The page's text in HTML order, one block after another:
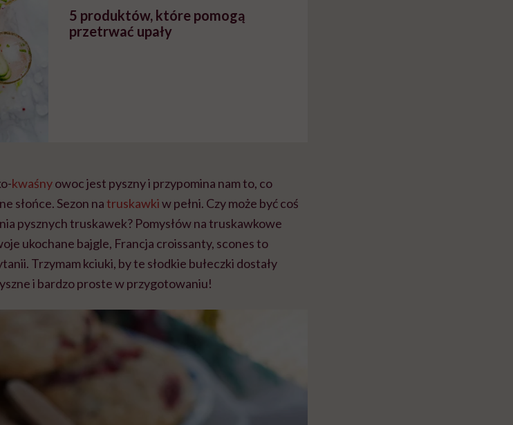
5 produktów, które pomogą
przetrwać upały
kwaśnyowoc jest pyszny i przypomina nam to, co
słońce. Sezon natruskawkiw pełni. Czy może być coś
pysznych truskawek? Pomysłów na truskawkowe
ukochane bajgle, Francja croissanty, scones to
Trzymam kciuki, by te słodkie bułeczki dostały
i bardzo proste w przygotowaniu!